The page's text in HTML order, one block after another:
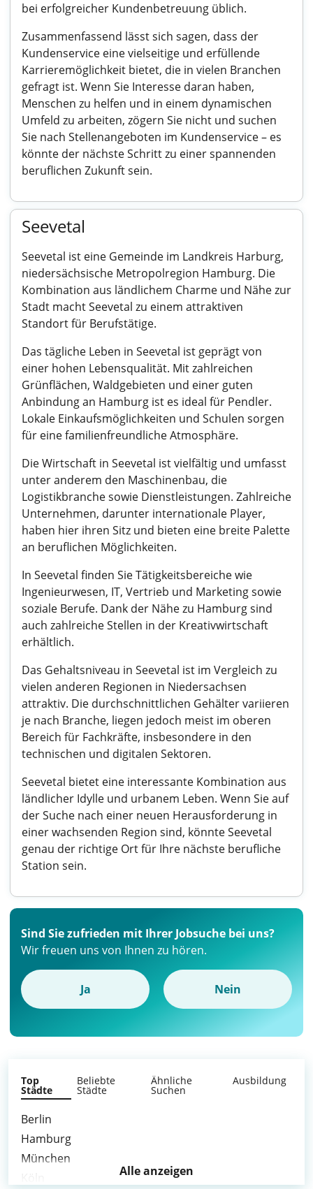
bei erfolgreicher Kundenbetreuung üblich.
Zusammenfassend lässt sich sagen, dass der
Kundenservice eine vielseitige und erfüllende
Karrieremöglichkeit bietet, die in vielen Branchen
gefragt ist. Wenn Sie Interesse daran haben,
Menschen zu helfen und in einem dynamischen
Umfeld zu arbeiten, zögern Sie nicht und suchen
Sie nach Stellenangeboten im Kundenservice – es
könnte der nächste Schritt zu einer spannenden
beruflichen Zukunft sein.
Seevetal
Seevetal ist eine Gemeinde im Landkreis Harburg,
niedersächsische Metropolregion Hamburg. Die
Kombination aus ländlichem Charme und Nähe zur
Stadt macht Seevetal zu einem attraktiven
Standort für Berufstätige.
Das tägliche Leben in Seevetal ist geprägt von
einer hohen Lebensqualität. Mit zahlreichen
Grünflächen, Waldgebieten und einer guten
Anbindung an Hamburg ist es ideal für Pendler.
Lokale Einkaufsmöglichkeiten und Schulen sorgen
für eine familienfreundliche Atmosphäre.
Die Wirtschaft in Seevetal ist vielfältig und umfasst
unter anderem den Maschinenbau, die
Logistikbranche sowie Dienstleistungen. Zahlreiche
Unternehmen, darunter internationale Player,
haben hier ihren Sitz und bieten eine breite Palette
an beruflichen Möglichkeiten.
In Seevetal finden Sie Tätigkeitsbereiche wie
Ingenieurwesen, IT, Vertrieb und Marketing sowie
soziale Berufe. Dank der Nähe zu Hamburg sind
auch zahlreiche Stellen in der Kreativwirtschaft
erhältlich.
Das Gehaltsniveau in Seevetal ist im Vergleich zu
vielen anderen Regionen in Niedersachsen
attraktiv. Die durchschnittlichen Gehälter variieren
je nach Branche, liegen jedoch meist im oberen
Bereich für Fachkräfte, insbesondere in den
technischen und digitalen Sektoren.
Seevetal bietet eine interessante Kombination aus
ländlicher Idylle und urbanem Leben. Wenn Sie auf
der Suche nach einer neuen Herausforderung in
einer wachsenden Region sind, könnte Seevetal
genau der richtige Ort für Ihre nächste berufliche
Station sein.
Sind Sie zufrieden mit Ihrer Jobsuche bei uns?
Wir freuen uns von Ihnen zu hören.
Ja Nein
Top
Städte
Beliebte
Städte
Ähnliche
Suchen
Ausbildung
Berlin
Hamburg
München
Alle anzeigen